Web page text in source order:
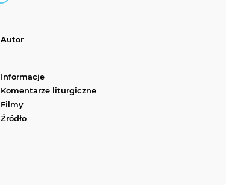
Autor
Informacje
Komentarze liturgiczne
Filmy
Źródło